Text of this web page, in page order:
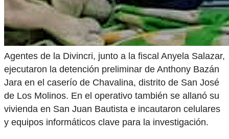
Agentes de la Divincri, junto a la fiscal Anyela Salazar,
ejecutaron la detención preliminar de Anthony Bazán
Jara en el caserío de Chavalina, distrito de San José
de Los Molinos. En el operativo también se allanó su
vivienda en San Juan Bautista e incautaron celulares
y equipos informáticos clave para la investigación.